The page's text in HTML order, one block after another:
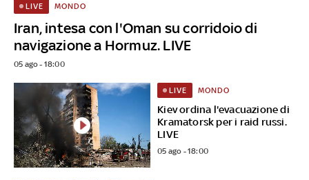
Iran, intesa con l'Oman su corridoio di
navigazione a Hormuz. LIVE
LIVE MONDO
05 ago - 18:00
Kiev ordina l'evacuazione di
Kramatorsk per i raid russi.
LIVE
LIVE MONDO
05 ago - 18:00